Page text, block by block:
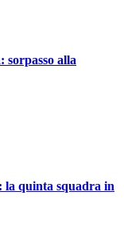
sorpasso alla
quinta squadra in